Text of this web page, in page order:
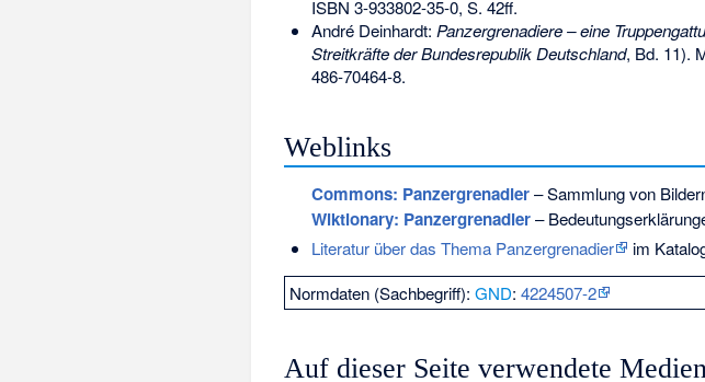
ISBN 3-933802-35-0, S. 42ff.
André Deinhardt: Panzergrenadiere – eine
Streitkräfte der Bundesrepublik Deutschland, Bd. 11).
486-70464-8.
Weblinks
Commons: Panzergrenadier– Sammlung von
Wiktionary: Panzergrenadier–
Literatur über das Thema Panzergrenadier
im
Normdaten (Sachbegriff):GND:4224507-2
Auf dieser Seite verwendete